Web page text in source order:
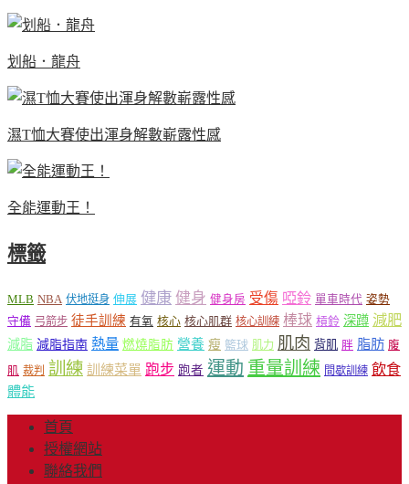
划船．龍舟
濕T恤大賽使出渾身解數嶄露性感
全能運動王！
標籤
MLB NBA 伏地挺身 伸展 健康 健身 健身房 受傷 啞鈴 單車時代 姿勢
守備 弓箭步 徒手訓練 有氧 核心 核心肌群 核心訓練 棒球 槓鈴 深蹲 減肥
減脂 減脂指南 熱量 燃燒脂肪 營養 瘦 籃球 肌力 肌肉 背肌 胖 脂肪 腹
肌 裁判 訓練 訓練菜單 跑步 跑者 運動 重量訓練 間歇訓練 飲食
體能
首頁
授權網站
聯絡我們